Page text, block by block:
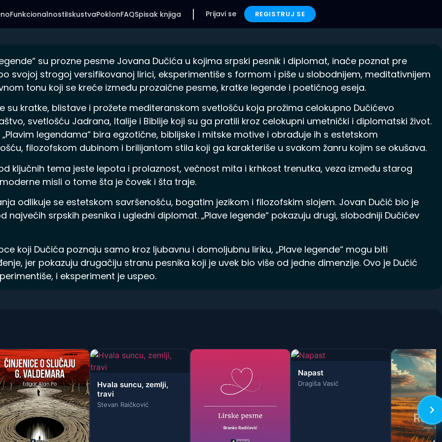
FunkcionalnostiIskustvaPoklonFAQSpisak knjiga Prijavi se REGISTRUJ SE
su prozne pesme Jovana Dučića u kojima srpski pesnik i diplomat, inače poznat pre
svojoj strogoj versifikovanoj lirici, eksperimentiše s formom i piše u slobodnijem, meditativnijem
tonu koji se kreće između prozaične pesme, kratke legende i poetičnog eseja.
su kratke, blistave i prožete mediteranskom svetlošću koja prožima celokupno Dučićevo
svetlošću Jadrana, Italije i Biblije koji su ga pratili kroz celokupni umetnički i diplomatski život.
„Plavim legendama“ bira egzotične, biblijske i mitske motive i obrađuje ih s estetskom
filozofskom dubinom i brilijantom stila koji ga karakteriše u svakom žanru kojim se okušava.
ključnih tema jeste lepota i prolaznost, večnost mita i krhkost trenutka, veza između starog
misli o tome šta je čovek i šta traje.
odlikuje se estetskom savršenošću, bogatim jezikom i filozofskim slojem. Jovan Dučić bio je
najvećih srpskih pesnika i ugledni diplomat. „Plave legende“ pokazuju drugi, slobodniji Dučićev
koji Dučića poznaju samo kroz ljubavnu i domoljubnu liriku, „Plave legende“ mogu biti
jer pokazuju drugačiju stranu pesnika koji je uvek bio više od jedne dimenzije. Ovo je Dučić
i eksperiment je uspeo.
Hvala suncu, zemlji,
travi
Stevan Raičković
Napast
Dragiša Vasić